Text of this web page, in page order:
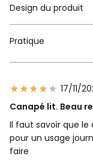
ressorts
• Nettoyage à sec
Qualité
• Garantie légale
Livraison
Design du produit
Pratique
17/11/
Canapé lit. Beau
Il faut savoir que
pour un usage
faire